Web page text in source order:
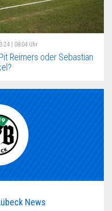
| 08:04 Uhr
Reimers oder Sebastian
News